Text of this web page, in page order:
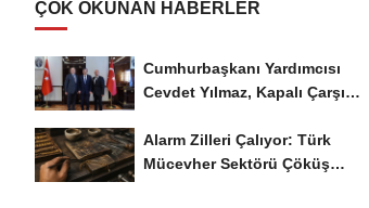
ÇOK OKUNAN HABERLER
Cumhurbaşkanı Yardımcısı
Cevdet Yılmaz, Kapalı Çarşı
Alarm Zilleri Çalıyor: Türk
Mücevher Sektörü Çöküş